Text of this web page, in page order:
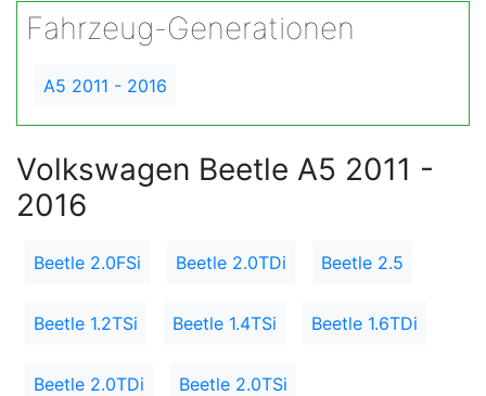
Fahrzeug-Generationen
A5 2011 - 2016
Volkswagen Beetle A5 2011 -
2016
Beetle 2.0FSi Beetle 2.0TDi Beetle 2.5
Beetle 1.2TSi Beetle 1.4TSi Beetle 1.6TDi
Beetle 2.0TDi Beetle 2.0TSi